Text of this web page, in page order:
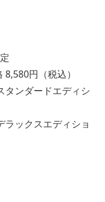
円（税込）
ダードエディシ
クスエディショ